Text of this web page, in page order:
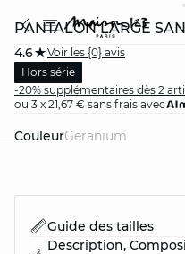
PANTALON LARGE
4.6
Voir les {0} avis
Hors série
-20% supplémentaires dès 2
ou 3 x 21,67 € sans frais avec
Couleur geranium
Guide des tailles
Description,